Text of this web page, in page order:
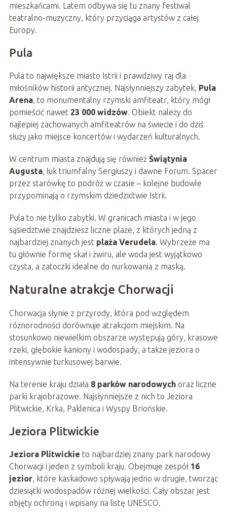
mieszkańcami. Latem odbywa się tu znany festiwal
teatralno-muzyczny, który przyciąga artystów z całej
Europy.
Pula
Pula to największe miasto Istrii i prawdziwy raj dla
miłośników historii antycznej. Najsłynniejszy zabytek, Pula
Arena, to monumentalny rzymski amfiteatr, który mógł
pomieścić nawet 23 000 widzów. Obiekt należy do
najlepiej zachowanych amfiteatrów na świecie i do dziś
służy jako miejsce koncertów i wydarzeń kulturalnych.
W centrum miasta znajdują się również Świątynia
Augusta, łuk triumfalny Sergiuszy i dawne Forum. Spacer
przez starówkę to podróż w czasie – kolejne budowle
przypominają o rzymskim dziedzictwie Istrii.
Pula to nie tylko zabytki. W granicach miasta i w jego
sąsiedztwie znajdziesz liczne plaże, z których jedną z
najbardziej znanych jest plaża Verudela. Wybrzeże ma
tu głównie formę skał i żwiru, ale woda jest wyjątkowo
czysta, a zatoczki idealne do nurkowania z maską.
Naturalne atrakcje Chorwacji
Chorwacja słynie z przyrody, która pod względem
różnorodności dorównuje atrakcjom miejskim. Na
stosunkowo niewielkim obszarze występują góry, krasowe
rzeki, głębokie kaniony i wodospady, a także jeziora o
intensywnie turkusowej barwie.
Na terenie kraju działa 8 parków narodowychoraz liczne
parki krajobrazowe. Najsłynniejsze z nich to Jeziora
Plitwickie, Krka, Paklenica i Wyspy Briońskie.
Jeziora Plitwickie
Jeziora Plitwickie to najbardziej znany park narodowy
Chorwacji i jeden z symboli kraju. Obejmuje zespół 16
jezior, które kaskadowo spływają jedno w drugie, tworząc
dziesiątki wodospadów różnej wielkości. Cały obszar jest
objęty ochroną i wpisany na listę UNESCO.